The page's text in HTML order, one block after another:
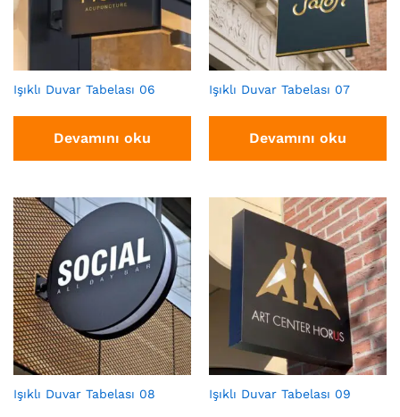
Işıklı Duvar Tabelası 06
Devamını oku
Işıklı Duvar Tabelası 07
Devamını oku
Işıklı Duvar Tabelası 08 Işıklı Duvar Tabelası 09